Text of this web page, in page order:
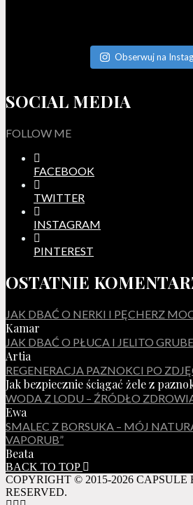
Obserwuj na
SOCIAL MEDIA
FOLLOW ME
FACEBOOK
TWITTER
INSTAGRAM
PINTEREST
OSTATNIE
JAK DBAĆ O NERKI I PĘCHERZ
Kamar
JAK DBAĆ O PŁUCA I JELITO
Artia
REGENERACJA PAZNOKCI PO
Jak bezpiecznie ściągać żele z
WODA Z LODU – ŹRÓDŁO
Ewa
SMALEC Z BORSUKA – MÓJ
VAPORUB”
Beata
BACK TO TOP
COPYRIGHT © 2015-2026
RESERVED.